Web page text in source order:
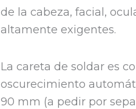
de la cabeza, facial,
altamente exigentes.
La careta de soldar es
oscurecimiento
90 mm (a pedir por